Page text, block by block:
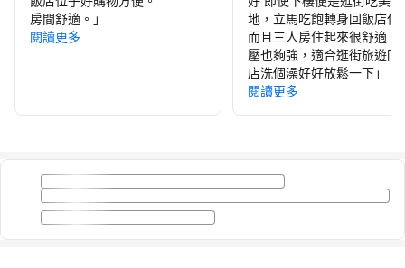
房間舒適。 」
閱讀更多
地，立馬吃飽轉身回飯店休
而且三人房住起來很舒適，
壓也夠強，適合逛街旅遊回
店洗個澡好好放鬆一下」
閱讀更多